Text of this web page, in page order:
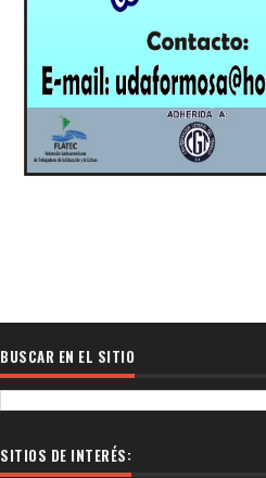
BUSCAR EN EL SITIO
SITIOS DE INTERÉS: